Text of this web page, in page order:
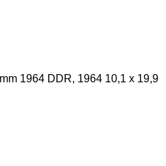
1964 DDR, 1964 10,1 x 19,9